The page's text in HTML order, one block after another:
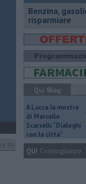
​Benzina,
risparmiare
Qui Blog
A Lucca la mostra
di Marcello
Scarselli “Dialoghi
con la città"
QUI Condoglianze